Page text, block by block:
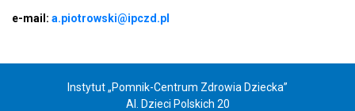
e-mail: a.piotrowski@ipczd.pl
Instytut „Pomnik-Centrum Zdrowia Dziecka”
Al. Dzieci Polskich 20